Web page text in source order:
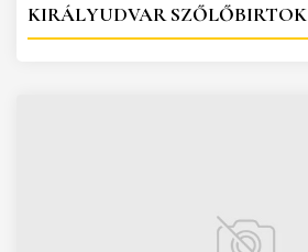
KIRÁLYUDVAR SZŐLŐBIRTOK